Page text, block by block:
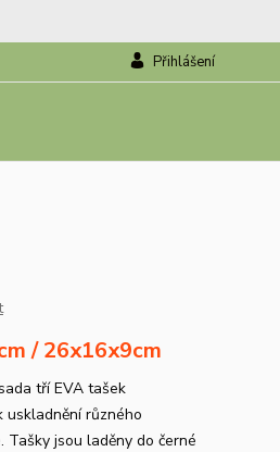
Přihlášení
/ 26x16x9cm
tří EVA tašek
různého
jsou laděny do černé